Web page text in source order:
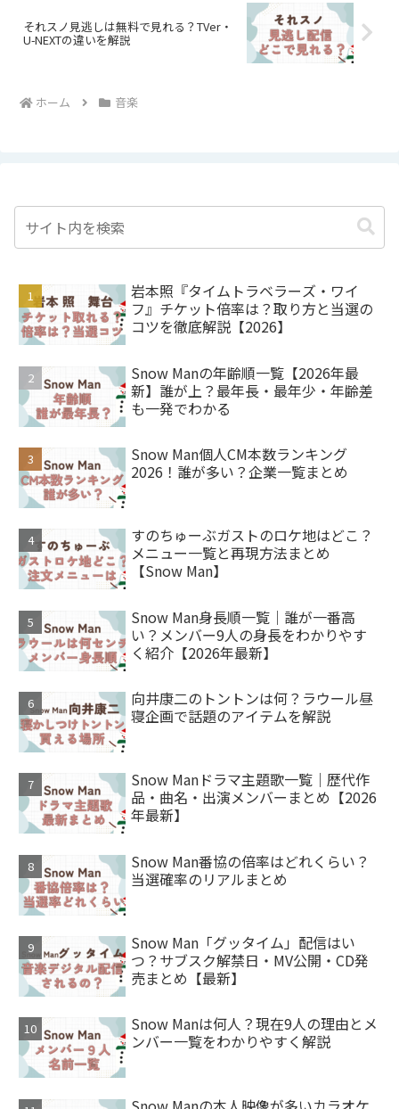
それスノ見逃しは無料で見れる？TVer・
U-NEXTの違いを解説
ホーム 音楽
岩本照『タイムトラベラーズ・ワイ
フ』チケット倍率は？取り方と当選の
コツを徹底解説【2026】
Snow Manの年齢順一覧【2026年最
新】誰が上？最年長・最年少・年齢差
も一発でわかる
Snow Man個人CM本数ランキング
2026！誰が多い？企業一覧まとめ
すのちゅーぶガストのロケ地はどこ？
メニュー一覧と再現方法まとめ
【Snow Man】
Snow Man身長順一覧｜誰が一番高
い？メンバー9人の身長をわかりやす
く紹介【2026年最新】
向井康二のトントンは何？ラウール昼
寝企画で話題のアイテムを解説
Snow Manドラマ主題歌一覧｜歴代作
品・曲名・出演メンバーまとめ【2026
年最新】
Snow Man番協の倍率はどれくらい？
当選確率のリアルまとめ
Snow Man「グッタイム」配信はい
つ？サブスク解禁日・MV公開・CD発
売まとめ【最新】
Snow Manは何人？現在9人の理由とメ
ンバー一覧をわかりやすく解説